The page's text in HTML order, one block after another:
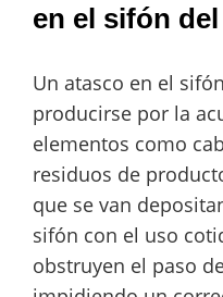
en el sifón
Un atasco en el
producirse por la
elementos como
residuos de
que se van
sifón con el uso
obstruyen el paso